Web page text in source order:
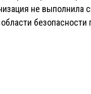
не выполнила
безопасности